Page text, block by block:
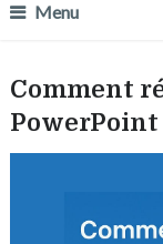
Menu
Comment